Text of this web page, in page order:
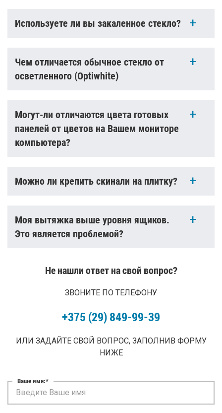
Используете ли вы закаленное стекло?
Чем отличается обычное стекло от
осветленного (Optiwhite)
Могут-ли отличаются цвета готовых
панелей от цветов на Вашем мониторе
компьютера?
Можно ли крепить скинали на плитку?
Моя вытяжка выше уровня ящиков.
Это является проблемой?
Не нашли ответ на свой вопрос?
ЗВОНИТЕ ПО ТЕЛЕФОНУ
+375 (29) 849-99-39
ИЛИ ЗАДАЙТЕ СВОЙ ВОПРОС, ЗАПОЛНИВ ФОРМУ
НИЖЕ
Ваше имя:*